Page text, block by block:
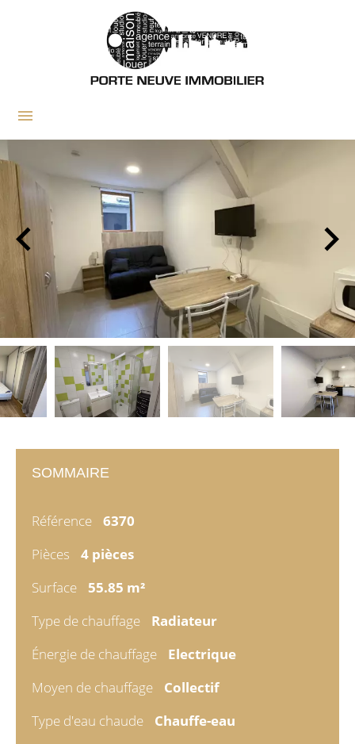
SOMMAIRE
Référence
6370
Pièces
4 pièces
Surface
55.85 m²
Type de chauffage
Radiateur
Énergie de chauffage
Electrique
Moyen de chauffage
Collectif
Type d'eau chaude
Chauffe-eau